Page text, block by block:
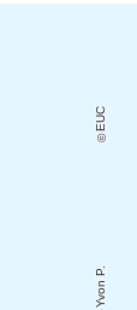
EUC
Yvon P.